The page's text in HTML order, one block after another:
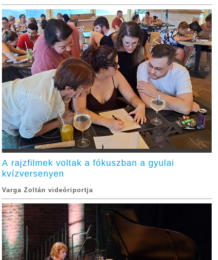
A rajzfilmek voltak a fókuszban a gyulai
kvízversenyen
Varga Zoltán videóriportja